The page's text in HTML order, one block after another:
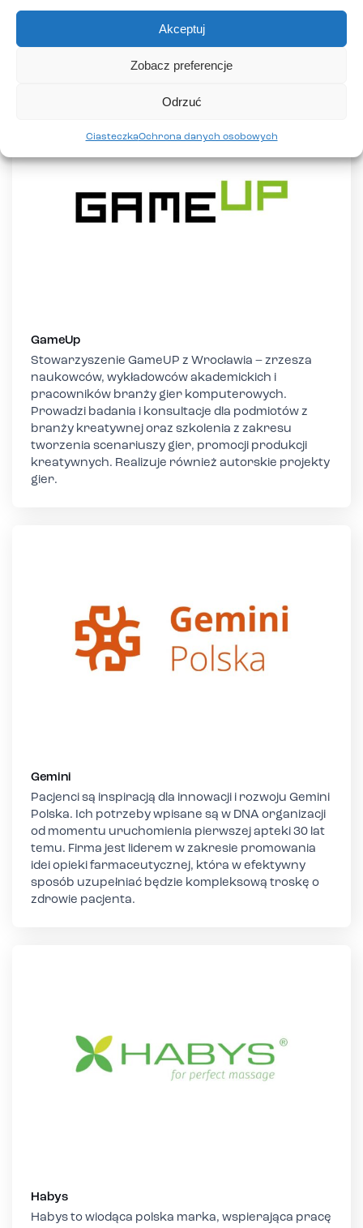
Akceptuj
Odrzuć
Zobacz preferencje
CiasteczkaOchrona danych osobowych
Słuchacze kierunków Asystentka stomatologiczna,
Higienistka stomatologiczna i Rejestratorka
GameUp
Stowarzyszenie GameUP z Wrocławia – zrzesza
naukowców, wykładowców akademickich i
pracowników branży gier komputerowych.
Prowadzi badania i konsultacje dla podmiotów z
branży kreatywnej oraz szkolenia z zakresu
tworzenia scenariuszy gier, promocji produkcji
kreatywnych. Realizuje również autorskie projekty
gier.
Gemini
Pacjenci są inspiracją dla innowacji i rozwoju Gemini
Polska. Ich potrzeby wpisane są w DNA organizacji
od momentu uruchomienia pierwszej apteki 30 lat
temu. Firma jest liderem w zakresie promowania
idei opieki farmaceutycznej, która w efektywny
sposób uzupełniać będzie kompleksową troskę o
zdrowie pacjenta.
Habys
Habys to wiodąca polska marka, wspierająca pracę